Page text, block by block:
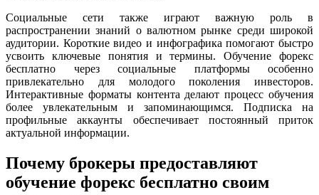
Социальные сети также играют важную роль в
распространении знаний о валютном рынке среди широкой
аудитории. Короткие видео и инфографика помогают быстро
усвоить ключевые понятия и термины. Обучение форекс
бесплатно через социальные платформы особенно
привлекательно для молодого поколения инвесторов.
Интерактивные форматы контента делают процесс обучения
более увлекательным и запоминающимся. Подписка на
профильные аккаунты обеспечивает постоянный приток
актуальной информации.
Почему брокеры предоставляют
обучение форекс бесплатно своим